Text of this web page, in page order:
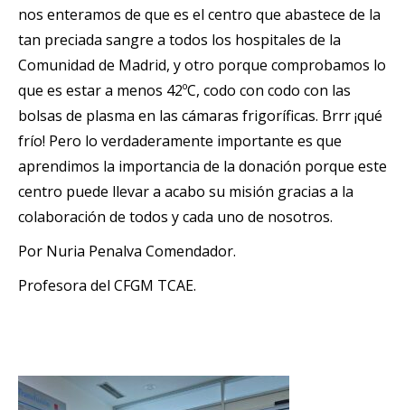
nos enteramos de que es el centro que abastece de la
tan preciada sangre a todos los hospitales de la
Comunidad de Madrid, y otro porque comprobamos lo
que es estar a menos 42ºC, codo con codo con las
bolsas de plasma en las cámaras frigoríficas. Brrr ¡qué
frío! Pero lo verdaderamente importante es que
aprendimos la importancia de la donación porque este
centro puede llevar a acabo su misión gracias a la
colaboración de todos y cada uno de nosotros.
Por Nuria Penalva Comendador.
Profesora del CFGM TCAE.